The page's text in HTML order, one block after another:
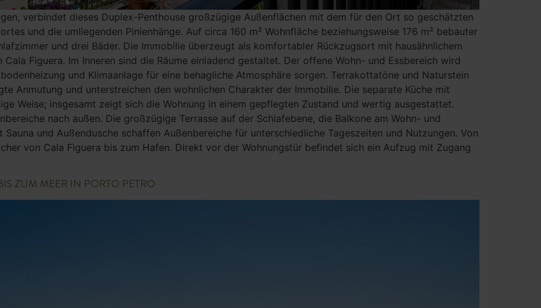
verbindet dieses Duplex-Penthouse großzügige Außenflächen mit dem für den Ort so geschätzten
und die umliegenden Pinienhänge. Auf circa 160 m² Wohnfläche beziehungsweise 176 m² bebauter
und drei Bäder. Die Immobilie überzeugt als komfortabler Rückzugsort mit hausähnlichem
Figuera. Im Inneren sind die Räume einladend gestaltet. Der offene Wohn- und Essbereich wird
und Klimaanlage für eine behagliche Atmosphäre sorgen. Terrakottatöne und Naturstein
Anmutung und unterstreichen den wohnlichen Charakter der Immobilie. Die separate Küche mit
Weise; insgesamt zeigt sich die Wohnung in einem gepflegten Zustand und wertig ausgestattet.
nach außen. Die großzügige Terrasse auf der Schlafebene, die Balkone am Wohn- und
und Außendusche schaffen Außenbereiche für unterschiedliche Tageszeiten und Nutzungen. Von
von Cala Figuera bis zum Hafen. Direkt vor der Wohnungstür befindet sich ein Aufzug mit Zugang
ZUM MEER IN PORTO PETRO